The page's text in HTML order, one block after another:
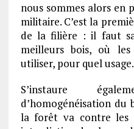
nous sommes alors en
militaire. C’est la
de la filière : il faut
meilleurs bois, où
utiliser, pour quel
S’instaure
d’homogénéisation du
la forêt va contre les